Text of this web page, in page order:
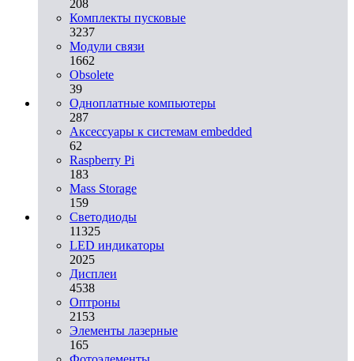
208
Комплекты пусковые
3237
Модули связи
1662
Obsolete
39
Одноплатные компьютеры
287
Аксессуары к системам embedded
62
Raspberry Pi
183
Mass Storage
159
Светодиоды
11325
LED индикаторы
2025
Дисплеи
4538
Оптроны
2153
Элементы лазерные
165